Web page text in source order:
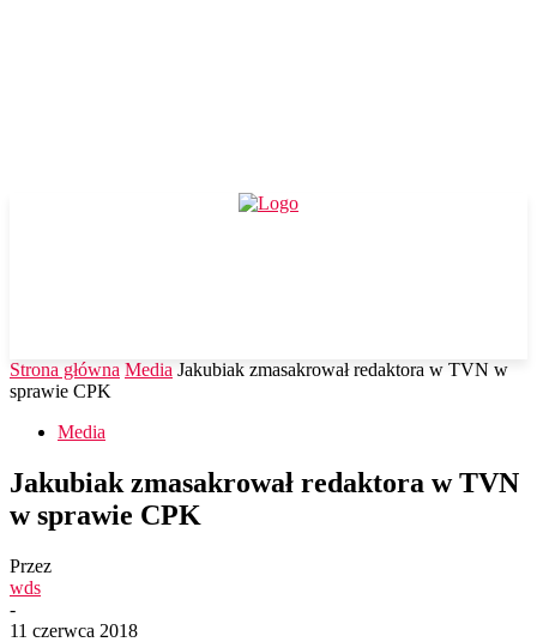
Strona główna Media Jakubiak zmasakrował redaktora w TVN w
sprawie CPK
Media
Jakubiak zmasakrował redaktora w TVN
w sprawie CPK
Przez
wds
-
11 czerwca 2018